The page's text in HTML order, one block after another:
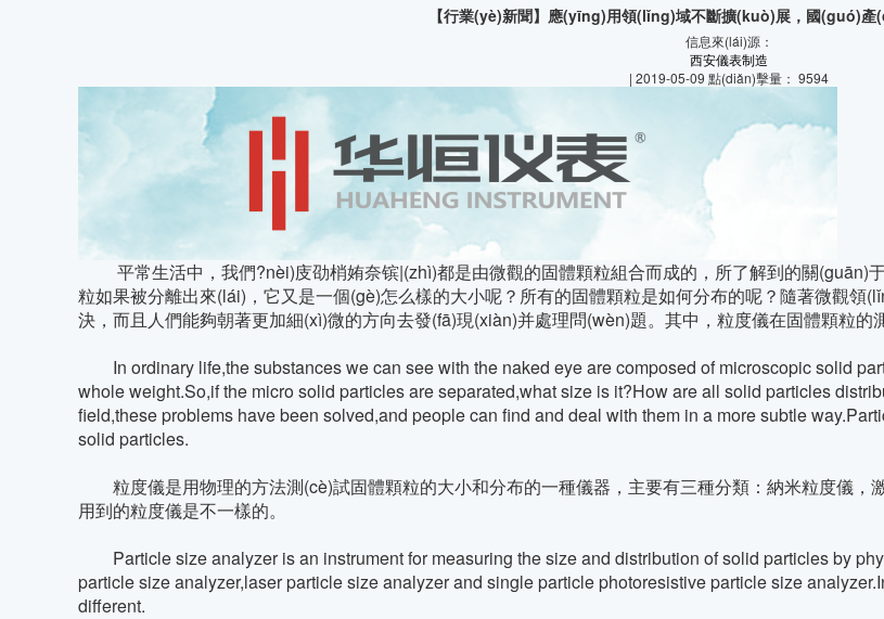
【行業(yè)新聞】應(yīng)用領(lǐng)域不斷擴(kuò)展，國(guó)
信息來(lái)源：
西安儀表制造
| 2019-05-09 點(diǎn)擊量： 9594
平常生活中，我們?nèi)庋劭梢姷奈镔|(zhì)都是由微觀的固體顆粒組合而成的，所了解到的關(guān)于
粒如果被分離出來(lái)，它又是一個(gè)怎么樣的大小呢？所有的固體顆粒是如何分布的呢？隨著微觀
決，而且人們能夠朝著更加細(xì)微的方向去發(fā)現(xiàn)并處理問(wèn)題。其中，粒度儀在固體顆粒的
In ordinary life,the substances we can see with the naked eye are composed of microscopic solid
whole weight.So,if the micro solid particles are separated,what size is it?How are all solid particles
field,these problems have been solved,and people can find and deal with them in a more subtle
solid particles.
粒度儀是用物理的方法測(cè)試固體顆粒的大小和分布的一種儀器，主要有三種分類：納米粒度儀，激
用到的粒度儀是不一樣的。
Particle size analyzer is an instrument for measuring the size and distribution of solid particles by
particle size analyzer,laser particle size analyzer and single particle photoresistive particle size
different.